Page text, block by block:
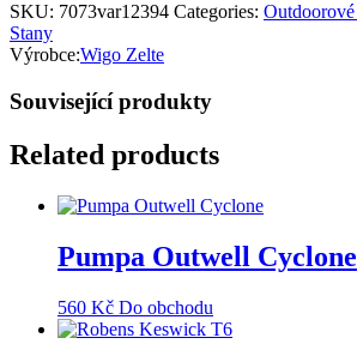
SKU: 7073var12394 Categories:
Stany
Výrobce:Wigo Zelte
Související produkty
Related products
Pumpa Outwell Cyclone
560 Kč Do obchodu